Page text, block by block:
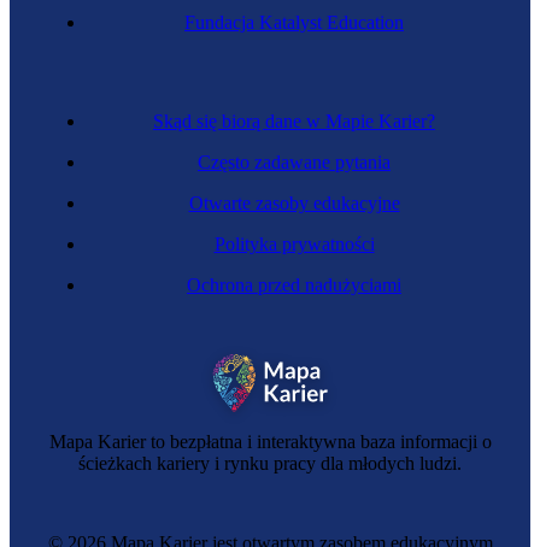
Doradca zawodowy
Zawód regulowany
Terapeuta zajęciowy
Mapa Karier to bezpłatna i interaktywna baza informacji o
ścieżkach kariery i rynku pracy dla młodych ludzi.
Skąd się biorą dane w Mapie Karier?
Często zadawane pytania
Otwarte zasoby edukacyjne
Polityka prywatności
Ochrona przed nadużyciami
Fundacja Katalyst Education